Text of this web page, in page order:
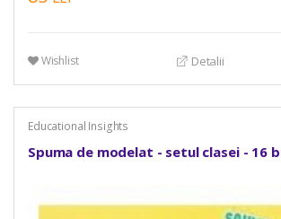
Wishlist Detalii
Educational Insights
Spuma de modelat - setul clasei - 16